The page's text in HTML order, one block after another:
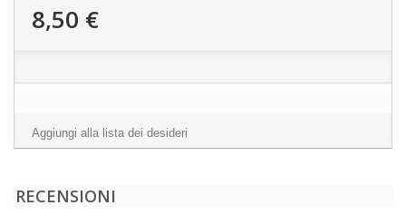
8,50 €
Aggiungi alla lista dei desideri
RECENSIONI